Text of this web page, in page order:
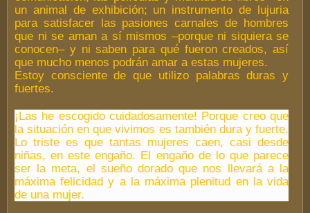
un animal de exhibición; un instrumento de lujuria
para satisfacer las pasiones carnales de hombres
que ni se aman a sí mismos –porque ni siquiera se
conocen– y ni saben para qué fueron creados, así
que mucho menos podrán amar a estas mujeres.
Estoy consciente de que utilizo palabras duras y
fuertes.
¡Las he escogido cuidadosamente! Porque creo que
la situación en que vivimos es también dura y fuerte.
Lo triste es que tantas mujeres caen, casi desde
niñas, en este engaño. El engaño de lo que parece
ser la meta, el sueño dorado que nos llevará a la
máxima felicidad y a la máxima plenitud en la vida
de una mujer.